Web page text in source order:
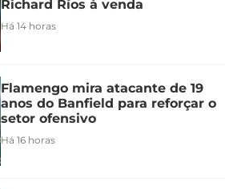
Richard Ríos à venda
Há 14 horas
Flamengo mira atacante de 19
anos do Banfield para reforçar o
setor ofensivo
Há 16 horas